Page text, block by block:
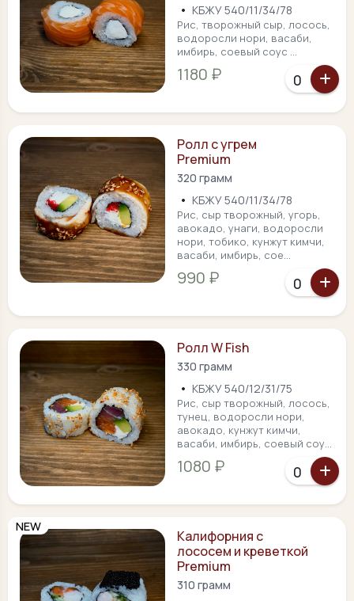
• КБЖУ 540/11/34/78
Рис, творожный сыр, лосось,
водоросли нори, васаби,
имбирь, соевый соус ...
1180 ₽
Ролл с угрем
Premium
320 грамм
• КБЖУ 540/11/34/78
Рис, сыр творожный, угорь,
авокадо, унаги, водоросли
нори, тобико, кунжут кимчи,
васаби, имбирь, сое...
990 ₽
Ролл W Fish
330 грамм
• КБЖУ 540/12/31/75
Рис, сыр творожный, лосось,
тунец, водоросли нори,
авокадо, кунжут кимчи,
васаби, имбирь, соевый соу...
1080 ₽
NEW
Калифорния с
лососем и креветкой
Premium
310 грамм